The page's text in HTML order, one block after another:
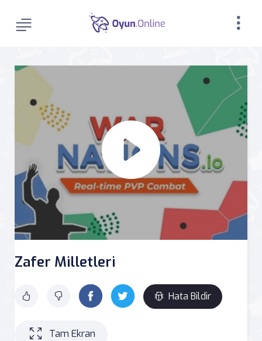
Zafer Milletleri
Hata Bildir
Tam Ekran